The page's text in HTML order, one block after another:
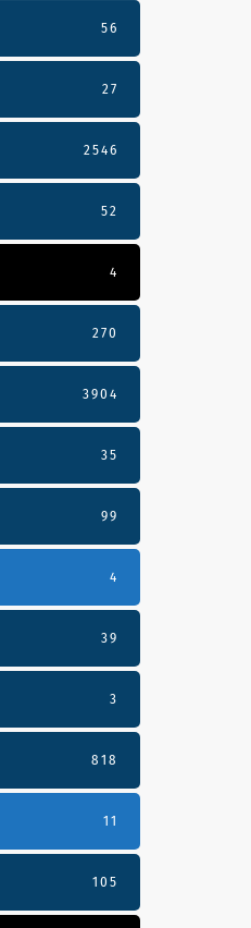
56
27
2546
52
4
270
3904
35
99
4
39
3
818
11
105